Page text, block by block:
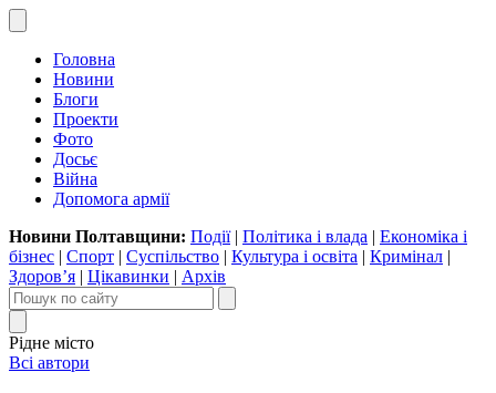
Головна
Новини
Блоги
Проекти
Фото
Досьє
Війна
Допомога армії
Новини Полтавщини: Події| Політика і влада | Економіка і
бізнес | Спорт | Суспільство | Культура і освіта | Кримінал |
Здоров’я | Цікавинки | Архів
Рідне місто
Всі автори